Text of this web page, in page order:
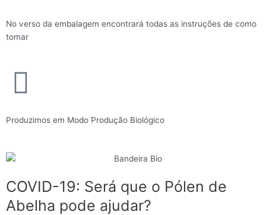
No verso da embalagem encontrará todas as instruções de como
tomar
Produzimos em Modo Produção Biológico
COVID-19: Será que o Pólen de
Abelha pode ajudar?